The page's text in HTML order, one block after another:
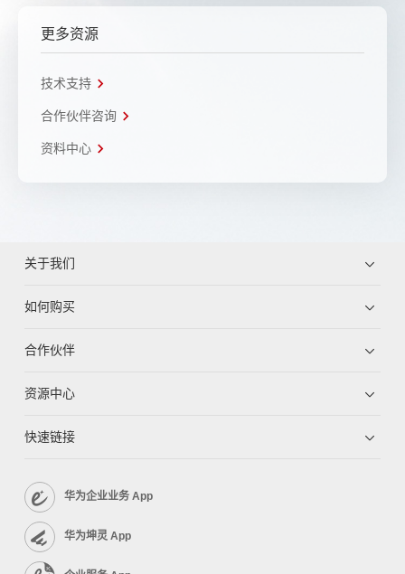
更多资源
技术支持
合作伙伴咨询
资料中心
关于我们
如何购买
合作伙伴
资源中心
快速链接
华为企业业务 App
华为坤灵 App